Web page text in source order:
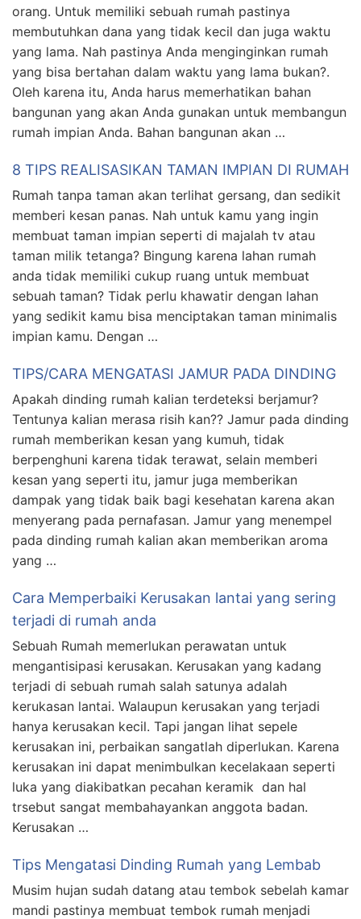
orang. Untuk memiliki sebuah rumah pastinya
membutuhkan dana yang tidak kecil dan juga waktu
yang lama. Nah pastinya Anda menginginkan rumah
yang bisa bertahan dalam waktu yang lama bukan?.
Oleh karena itu, Anda harus memerhatikan bahan
bangunan yang akan Anda gunakan untuk membangun
rumah impian Anda. Bahan bangunan akan …
8 TIPS REALISASIKAN TAMAN IMPIAN DI RUMAH
Rumah tanpa taman akan terlihat gersang, dan sedikit
memberi kesan panas. Nah untuk kamu yang ingin
membuat taman impian seperti di majalah tv atau
taman milik tetanga? Bingung karena lahan rumah
anda tidak memiliki cukup ruang untuk membuat
sebuah taman? Tidak perlu khawatir dengan lahan
yang sedikit kamu bisa menciptakan taman minimalis
impian kamu. Dengan …
TIPS/CARA MENGATASI JAMUR PADA DINDING
Apakah dinding rumah kalian terdeteksi berjamur?
Tentunya kalian merasa risih kan?? Jamur pada dinding
rumah memberikan kesan yang kumuh, tidak
berpenghuni karena tidak terawat, selain memberi
kesan yang seperti itu, jamur juga memberikan
dampak yang tidak baik bagi kesehatan karena akan
menyerang pada pernafasan. Jamur yang menempel
pada dinding rumah kalian akan memberikan aroma
yang …
Cara Memperbaiki Kerusakan lantai yang sering
terjadi di rumah anda
Sebuah Rumah memerlukan perawatan untuk
mengantisipasi kerusakan. Kerusakan yang kadang
terjadi di sebuah rumah salah satunya adalah
kerukasan lantai. Walaupun kerusakan yang terjadi
hanya kerusakan kecil. Tapi jangan lihat sepele
kerusakan ini, perbaikan sangatlah diperlukan. Karena
kerusakan ini dapat menimbulkan kecelakaan seperti
luka yang diakibatkan pecahan keramik dan hal
trsebut sangat membahayankan anggota badan.
Kerusakan …
Tips Mengatasi Dinding Rumah yang Lembab
Musim hujan sudah datang atau tembok sebelah kamar
mandi pastinya membuat tembok rumah menjadi